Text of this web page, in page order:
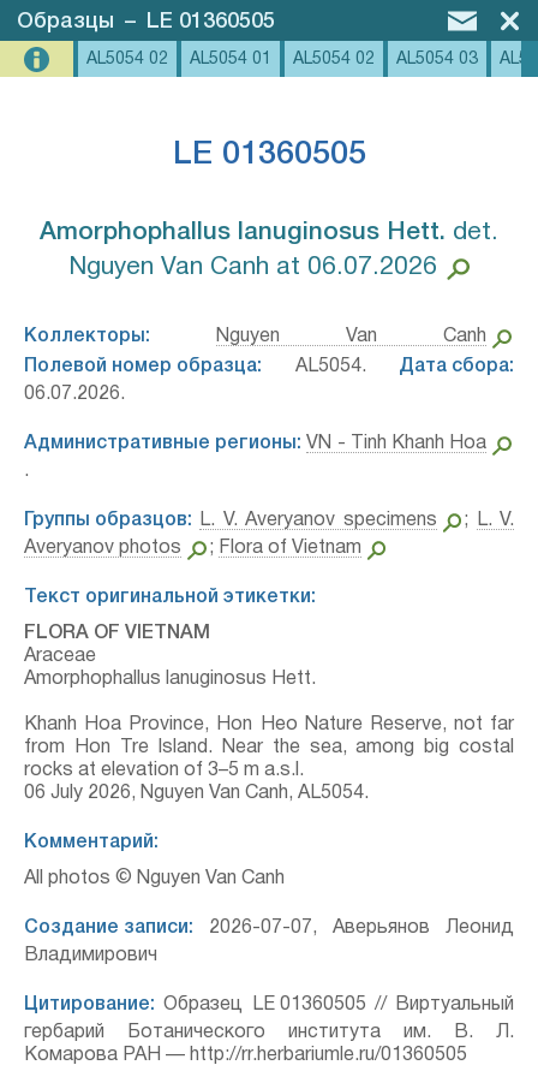
Образцы – LE 01360505
AL5054 02 AL5054 01 AL5054 02 AL5054 03
LE 01360505
Amorphophallus lanuginosus Hett.⁣ det.
Nguyen Van Canh at 06.07.2026
Коллекторы:
Nguyen Van Canh
Полевой номер образца: AL5054. Дата сбора:
06.07.2026.
Административные регионы: VN - Tinh Khanh Hoa
.
Группы образцов: L. V. Averyanov specimens ;
L. V.
Averyanov photos
; Flora of Vietnam
Текст оригинальной этикетки:
FLORA OF VIETNAM
Araceae
Amorphophallus lanuginosus Hett.
Khanh Hoa Province, Hon Heo Nature Reserve, not far
from Hon Tre Island. Near the sea, among big costal
rocks at elevation of 3–5 m a.s.l.
06 July 2026, Nguyen Van Canh, AL5054.
Комментарий:
All photos © Nguyen Van Canh
Создание записи: 2026-07-07, Аверьянов Леонид
Владимирович
Цитирование: Образец LE 01360505 // Виртуальный
гербарий Ботанического института им. В. Л.
Комарова РАН — http://rr.herbariumle.ru/01360505